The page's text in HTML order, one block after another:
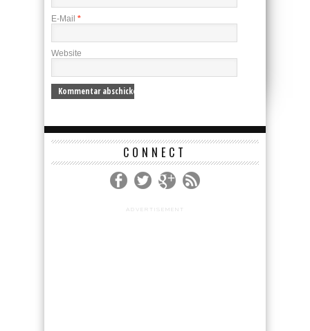
E-Mail *
Website
CONNECT
ADVERTISEMENT